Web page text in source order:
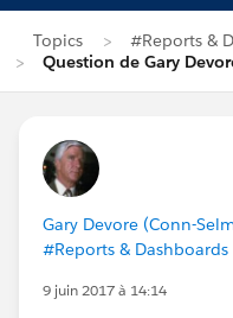
Topics
#Reports &
Question de Gary
Gary Devore (Conn-
#Reports & Dashboards
9 juin 2017 à 14:14